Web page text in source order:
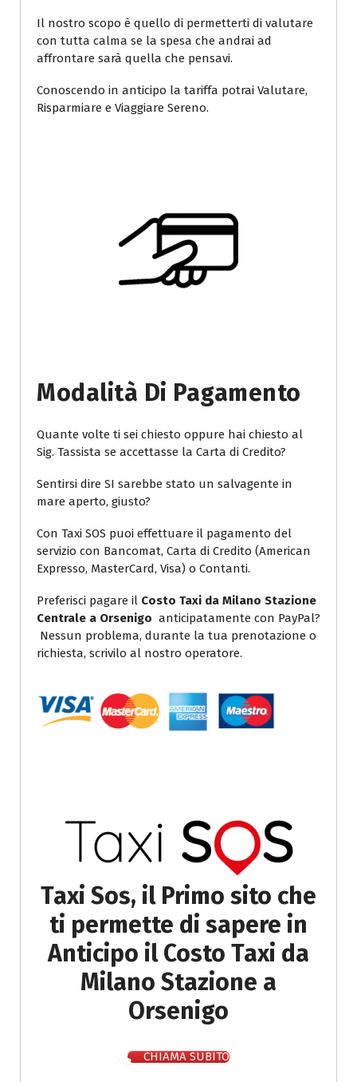
Il nostro scopo è quello di permetterti di valutare
con tutta calma se la spesa che andrai ad
affrontare sarà quella che pensavi.
Conoscendo in anticipo la tariffa potrai Valutare,
Risparmiare e Viaggiare Sereno.
Modalità Di Pagamento
Quante volte ti sei chiesto oppure hai chiesto al
Sig. Tassista se accettasse la Carta di Credito?
Sentirsi dire SI sarebbe stato un salvagente in
mare aperto, giusto?
Con Taxi SOS puoi effettuare il pagamento del
servizio con Bancomat, Carta di Credito (American
Expresso, MasterCard, Visa) o Contanti.
Preferisci pagare il Costo Taxi da Milano Stazione
Centrale a Orsenigo anticipatamente con PayPal?
Nessun problema, durante la tua prenotazione o
richiesta, scrivilo al nostro operatore.
Taxi Sos, il Primo sito che
ti permette di sapere in
Anticipo il Costo Taxi da
Milano Stazione a
Orsenigo
CHIAMA SUBITO